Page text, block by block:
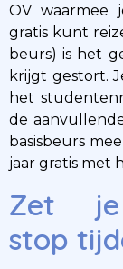
OV waarmee
gratis kunt
beurs) is het
krijgt gestort.
het
de
basisbeurs
jaar gratis met
Zet je
stop